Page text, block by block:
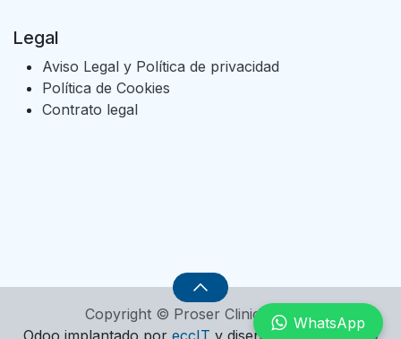
Legal
Aviso Legal y Política de privacidad
Política de Cookies
Contrato legal
WhatsApp
Copyright © Proser Clinic, S.L.U.